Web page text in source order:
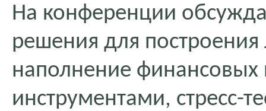
На конференции
решения для
наполнение
инструментами, стресс-